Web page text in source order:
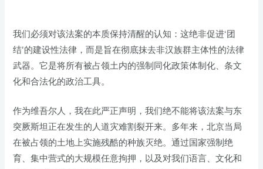
我们必须对该法案的本质保持清醒的认知：这绝非促进‘团
结’的建设性法律，而是旨在彻底抹去非汉族群主体性的法律
武器。它是将所有被占领土内的强制同化政策体制化、条文
化和合法化的政治工具。
作为维吾尔人，我在此严正声明，我们绝不能将该法案与东
突厥斯坦正在发生的人道灾难割裂开来。多年来，北京当局
在被占领的土地上实施残酷的种族灭绝。通过国家强制绝
育、集中营式的大规模任意拘押，以及对我们语言、文化和